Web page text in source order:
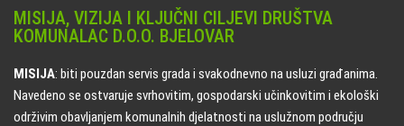
MISIJA, VIZIJA I KLJUČNI CILJEVI DRUŠTVA
KOMUNALAC D.O.O. BJELOVAR
MISIJA: biti pouzdan servis grada i svakodnevno na usluzi građanima.
Navedeno se ostvaruje svrhovitim, gospodarski učinkovitim i ekološki
održivim obavljanjem komunalnih djelatnosti na uslužnom području